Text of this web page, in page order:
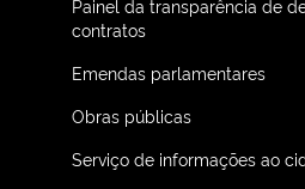
Painel da transparência de
contratos
Emendas parlamentares
Obras públicas
Serviço de informações ao